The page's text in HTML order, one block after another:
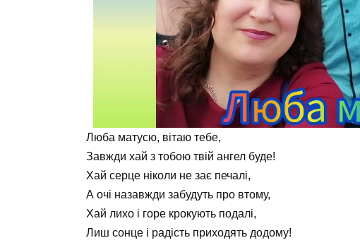
Люба матусю, вітаю тебе,
Завжди хай з тобою твій ангел буде!
Хай серце ніколи не зає печалі,
А очі назавжди забудуть про втому,
Хай лихо і горе крокують подалі,
Лиш сонце і радість приходять додому!